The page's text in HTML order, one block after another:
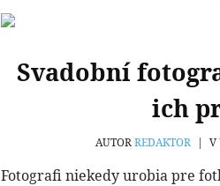
Svadobní
ich
AUTORREDAKTOR | V
Fotografi niekedy urobia pre